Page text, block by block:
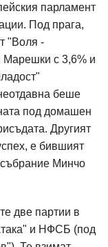
парламент
Под прага,
"Воля -
Марешки с 3,6% и
беше
под домашен
Другият
е бившият
Минчо
две партии в
и НФСБ (под